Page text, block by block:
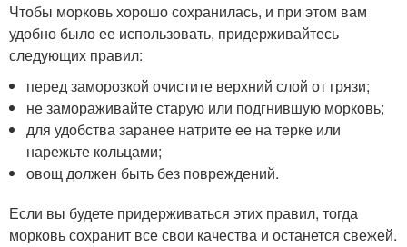
Чтобы морковь хорошо сохранилась, и при этом вам
удобно было ее использовать, придерживайтесь
следующих правил:
перед заморозкой очистите верхний слой от грязи;
не замораживайте старую или подгнившую морковь;
для удобства заранее натрите ее на терке или
нарежьте кольцами;
овощ должен быть без повреждений.
Если вы будете придерживаться этих правил, тогда
морковь сохранит все свои качества и останется свежей.